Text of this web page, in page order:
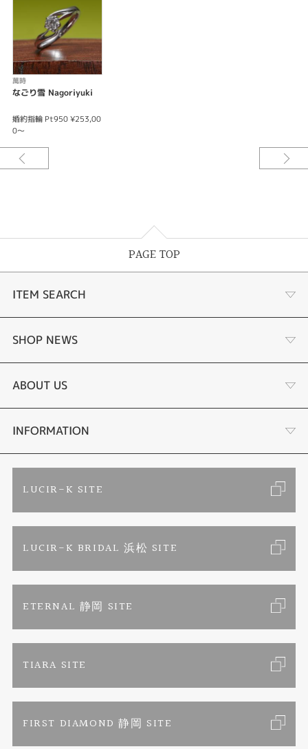
萬時
なごり雪 Nagoriyuki
婚約指輪 Pt950 ¥253,00
0～
PAGE TOP
ITEM SEARCH
商品一覧
婚約指輪
結婚指輪
ブランドリスト
オーダーメイド専用サイト
SORA
エタニティリング
婚約ネックレス
真珠ネックレス
SHOP NEWS
リフォーム
金・プラチナ買取り
金属アレルギーお悩み相談
プロポーズ相談室
ABOUT US
会社概要
お客様の声
INFORMATION
プライバシーポリシー
LUCIR-K SITE
LUCIR-K BRIDAL 浜松 SITE
ETERNAL 静岡 SITE
TIARA SITE
FIRST DIAMOND 静岡 SITE